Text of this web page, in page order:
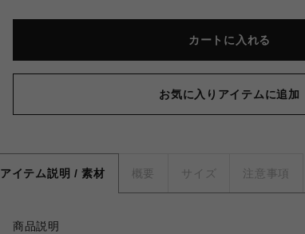
カートに入れる
お気に入りアイテムに追加
アイテム説明 / 素材 概要 サイズ 注意事項
商品説明